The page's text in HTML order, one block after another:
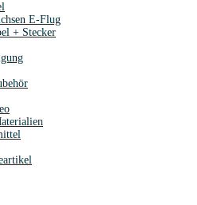
E-Flug
+ Stecker